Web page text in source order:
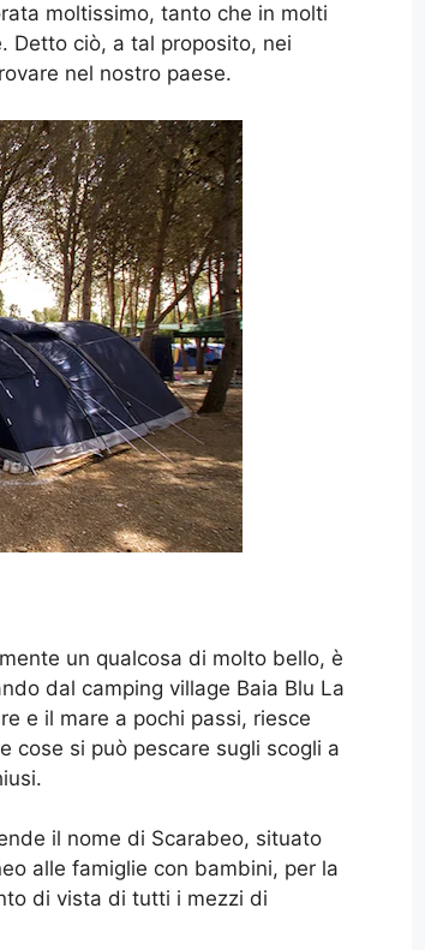
moltissimo, tanto che in molti
Detto ciò, a tal proposito, nei
nel nostro paese.
un qualcosa di molto bello, è
dal camping village Baia Blu La
e il mare a pochi passi, riesce
cose si può pescare sugli scogli a
il nome di Scarabeo, situato
alle famiglie con bambini, per la
di vista di tutti i mezzi di